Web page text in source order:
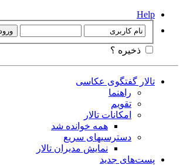
Help
ذخیره ؟
تالار گفتگوی عکاسی
راهنما
تقویم
امکانات تالار
همه خوانده شد
دسترسیهای سریع
نمایش مدیران تالار
پست‌های جدید